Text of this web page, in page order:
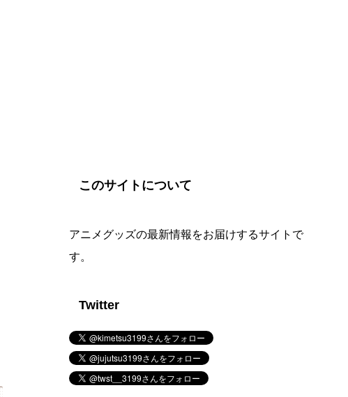
このサイトについて
アニメグッズの最新情報をお届けするサイトで
す。
Twitter